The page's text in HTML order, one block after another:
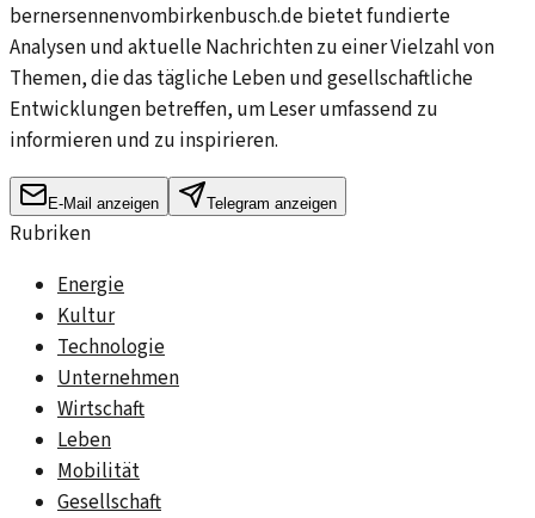
bernersennenvombirkenbusch.de bietet fundierte
Analysen und aktuelle Nachrichten zu einer Vielzahl von
Themen, die das tägliche Leben und gesellschaftliche
Entwicklungen betreffen, um Leser umfassend zu
informieren und zu inspirieren.
E-Mail anzeigen Telegram anzeigen
Rubriken
Energie
Kultur
Technologie
Unternehmen
Wirtschaft
Leben
Mobilität
Gesellschaft